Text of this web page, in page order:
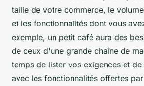
taille de votre commerce, le
et les fonctionnalités dont vous
exemple, un petit café aura des
de ceux d'une grande chaîne de
temps de lister vos exigences et
avec les fonctionnalités offertes